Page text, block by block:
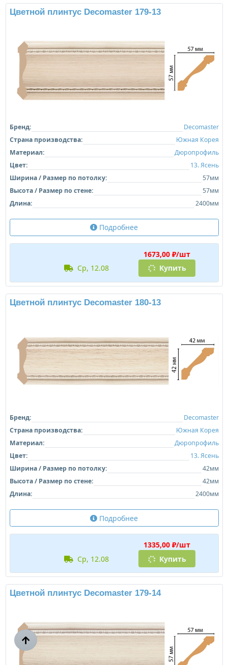
Цветной плинтус Decomaster 179-13
Бренд:
Decomaster
Страна производства:
Южная Корея
Материал:
Дюропрофиль
Цвет:
13. Ясень
Ширина / Размер по потолку:
57мм
Высота / Размер по стене:
57мм
Длина:
2400мм
Подробнее
1673,00 ₽/шт
ср, 12.08
Купить
Цветной плинтус Decomaster 180-13
Бренд:
Decomaster
Страна производства:
Южная Корея
Материал:
Дюропрофиль
Цвет:
13. Ясень
Ширина / Размер по потолку:
42мм
Высота / Размер по стене:
42мм
Длина:
2400мм
Подробнее
1335,00 ₽/шт
ср, 12.08
Купить
Цветной плинтус Decomaster 179-14